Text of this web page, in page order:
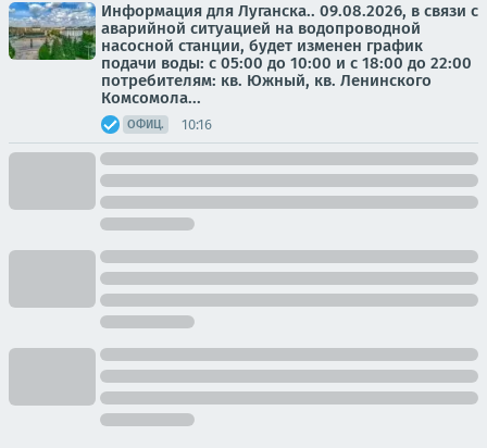
Информация для Луганска.. 09.08.2026, в связи с
аварийной ситуацией на водопроводной
насосной станции, будет изменен график
подачи воды: с 05:00 до 10:00 и с 18:00 до 22:00
потребителям: кв. Южный, кв. Ленинского
Комсомола...
ОФИЦ. 10:16